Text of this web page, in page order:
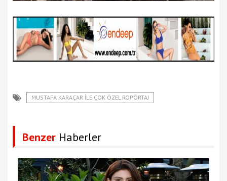
MUSTAFA KARAÇAR ILE ÇOK ÖZEL ROPÖRTAJ
Benzer Haberler